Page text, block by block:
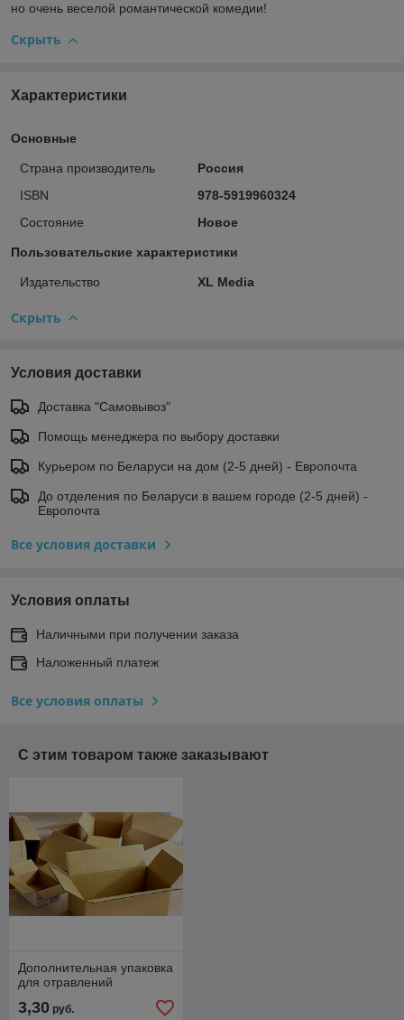
но очень веселой романтической комедии!
Скрыть
Характеристики
Основные
Страна производитель
Россия
ISBN
978-5919960324
Состояние
Новое
Пользовательские характеристики
Издательство XL Media
Скрыть
Условия доставки
Доставка "Самовывоз"
Помощь менеджера по выбору доставки
Курьером по Беларуси на дом (2-5 дней) - Европочта
До отделения по Беларуси в вашем городе (2-5 дней) -
Европочта
Все условия доставки
Условия оплаты
Наличными при получении заказа
Наложенный платеж
Все условия оплаты
С этим товаром также заказывают
Дополнительная упаковка
для отравлений
3,30 руб.